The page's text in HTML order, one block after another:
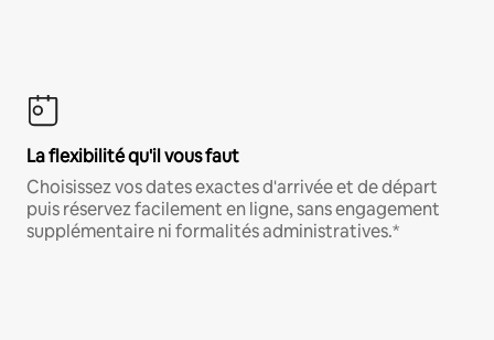
La flexibilité qu'il vous faut
Choisissez vos dates exactes d'arrivée et de départ
puis réservez facilement en ligne, sans engagement
supplémentaire ni formalités administratives.*